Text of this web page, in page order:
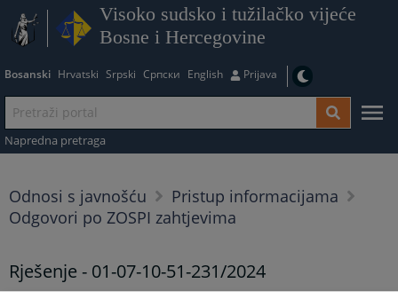
Visoko sudsko i tužilačko vijeće
Bosne i Hercegovine
Bosanski Hrvatski Srpski Српски English Prijava
Napredna pretraga
Odnosi s javnošću
Pristup informacijama
Odgovori po ZOSPI zahtjevima
Rješenje - 01-07-10-51-231/2024